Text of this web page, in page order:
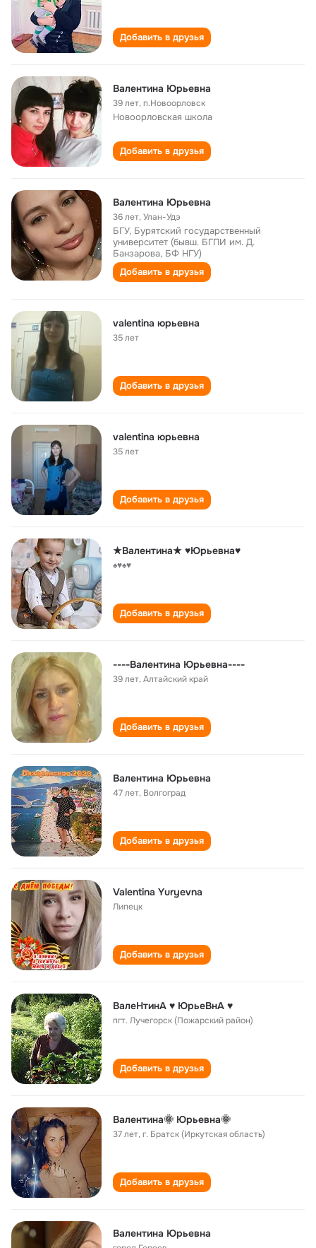
Добавить в друзья
Валентина Юрьевна
39 лет,п.Новоорловск
Новоорловская школа
Добавить в друзья
Валентина Юрьевна
36 лет,Улан-Удэ
БГУ, Бурятский государственный
университет (бывш. БГПИ им. Д.
Банзарова, БФ НГУ)
Добавить в друзья
valentina юрьевна
35 лет
Добавить в друзья
valentina юрьевна
35 лет
Добавить в друзья
★Валентина★ ♥Юрьевна♥
♠♥♠♥
Добавить в друзья
----Валентина Юрьевна----
39 лет,Алтайский край
Добавить в друзья
Валентина Юрьевна
47 лет, Волгоград
Добавить в друзья
Valentina Yuryevna
Липецк
Добавить в друзья
ВалеНтинА ♥ ЮрьеВнА ♥
пгт. Лучегорск (Пожарский район)
Добавить в друзья
Валентина🌞 Юрьевна🌞
37 лет,г. Братск (Иркутская область)
Добавить в друзья
Валентина Юрьевна